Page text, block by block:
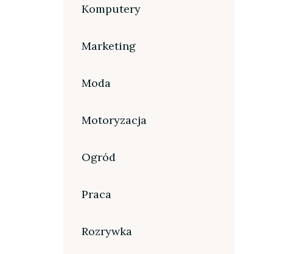
Komputery
Marketing
Moda
Motoryzacja
Ogród
Praca
Rozrywka